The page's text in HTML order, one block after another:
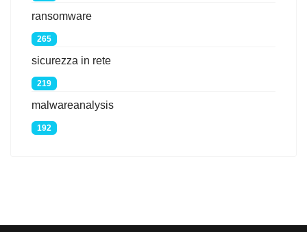
ransomware
265
sicurezza in rete
219
malwareanalysis
192